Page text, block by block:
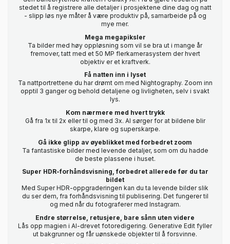
stedet til å registrere alle detaljer i prosjektene dine dag og natt
- slipp løs nye måter å være produktiv på, samarbeide på og
mye mer.
Mega megapiksler
Ta bilder med høy oppløsning som vil se bra ut i mange år
fremover, tatt med et 50 MP flerkamerasystem der hvert
objektiv er et kraftverk.
Få natten inn i lyset
Ta nattportrettene du har drømt om med Nightography. Zoom inn
opptil 3 ganger og behold detaljene og livligheten, selv i svakt
lys.
Kom nærmere med hvert trykk
Gå fra 1x til 2x eller til og med 3x. AI sørger for at bildene blir
skarpe, klare og superskarpe.
Gå ikke glipp av øyeblikket med forbedret zoom
Ta fantastiske bilder med levende detaljer, som om du hadde
de beste plassene i huset.
Super HDR-forhåndsvisning, forbedret allerede før du tar
bildet
Med Super HDR-oppgraderingen kan du ta levende bilder slik
du ser dem, fra forhåndsvisning til publisering. Det fungerer til
og med når du fotograferer med Instagram.
Endre størrelse, retusjere, bare sånn uten videre
Lås opp magien i AI-drevet fotoredigering. Generative Edit fyller
ut bakgrunner og får uønskede objekter til å forsvinne.